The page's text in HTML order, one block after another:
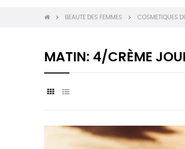
BEAUTE DES FEMMES COSMETIQUES
MATIN: 4/CRÈME